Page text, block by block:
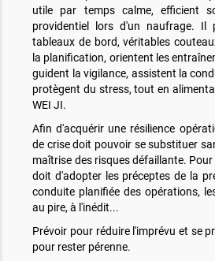
utile par temps calme, efficient
providentiel lors d'un naufrage. Il
tableaux de bord, véritables
la planification, orientent les
guident la vigilance, assistent la
protègent du stress, tout en
WEI JI.
Afin d'acquérir une résilience
de crise doit pouvoir se substituer
maîtrise des risques défaillante.
doit d'adopter les préceptes de la
conduite planifiée des opérations,
au pire, à l'inédit...
Prévoir pour réduire l'imprévu et se
pour rester pérenne.